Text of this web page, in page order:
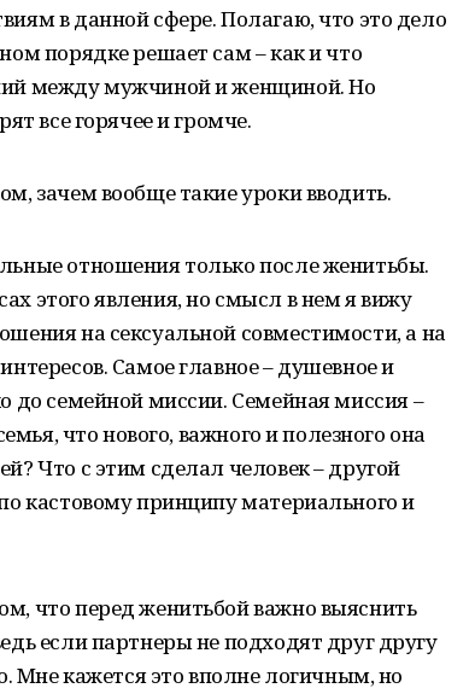
в данной сфере. Полагаю, что это дело
порядке решает сам – как и что
между мужчиной и женщиной. Но
все горячее и громче.
зачем вообще такие уроки вводить.
отношения только после женитьбы.
этого явления, но смысл в нем я вижу
на сексуальной совместимости, а на
Самое главное – душевное и
до семейной миссии. Семейная миссия –
что нового, важного и полезного она
Что с этим сделал человек – другой
кастовому принципу материального и
что перед женитьбой важно выяснить
если партнеры не подходят друг другу
Мне кажется это вполне логичным, но